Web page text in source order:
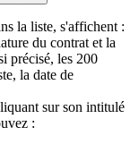
la liste, s'affichent :
du contrat et la
précisé, les 200
la date de
sur son intitulé
: